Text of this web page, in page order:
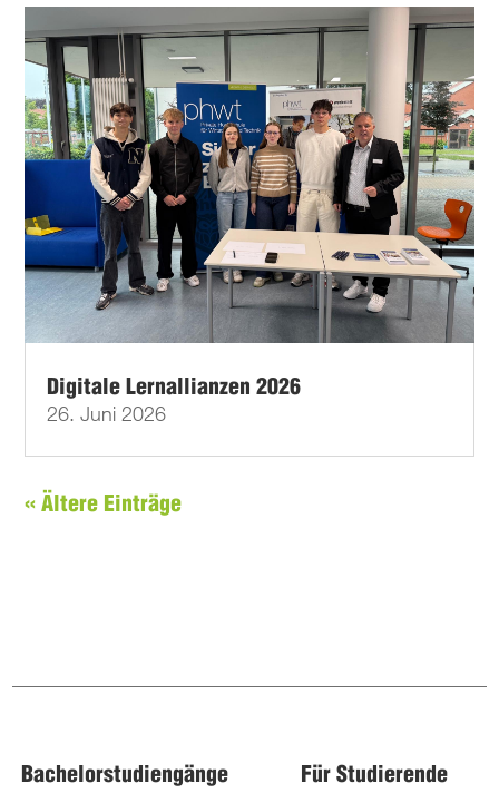
Digitale Lernallianzen 2026
26. Juni 2026
« Ältere Einträge
Bachelorstudiengänge Für Studierende